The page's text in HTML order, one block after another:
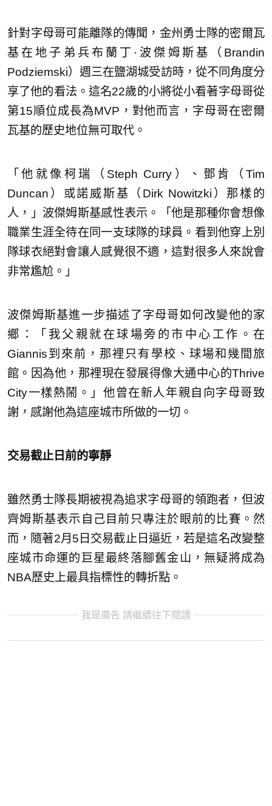
針對字母哥可能離隊的傳聞，金州勇士隊的密爾瓦
基在地子弟兵布蘭丁·波傑姆斯基（Brandin
Podziemski）週三在鹽湖城受訪時，從不同角度分
享了他的看法。這名22歲的小將從小看著字母哥從
第15順位成長為MVP，對他而言，字母哥在密爾
瓦基的歷史地位無可取代。
「他就像柯瑞（Steph Curry）、鄧肯（Tim
Duncan）或諾威斯基（Dirk Nowitzki）那樣的
人，」波傑姆斯基感性表示。「他是那種你會想像
職業生涯全待在同一支球隊的球員。看到他穿上別
隊球衣絕對會讓人感覺很不適，這對很多人來說會
非常尷尬。」
波傑姆斯基進一步描述了字母哥如何改變他的家
鄉：「我父親就在球場旁的市中心工作。在
Giannis到來前，那裡只有學校、球場和幾間旅
館。因為他，那裡現在發展得像大通中心的Thrive
City一樣熱鬧。」他曾在新人年親自向字母哥致
謝，感謝他為這座城市所做的一切。
交易截止日前的寧靜
雖然勇士隊長期被視為追求字母哥的領跑者，但波
齊姆斯基表示自己目前只專注於眼前的比賽。然
而，隨著2月5日交易截止日逼近，若是這名改變整
座城市命運的巨星最終落腳舊金山，無疑將成為
NBA歷史上最具指標性的轉折點。
我是廣告 請繼續往下閱讀